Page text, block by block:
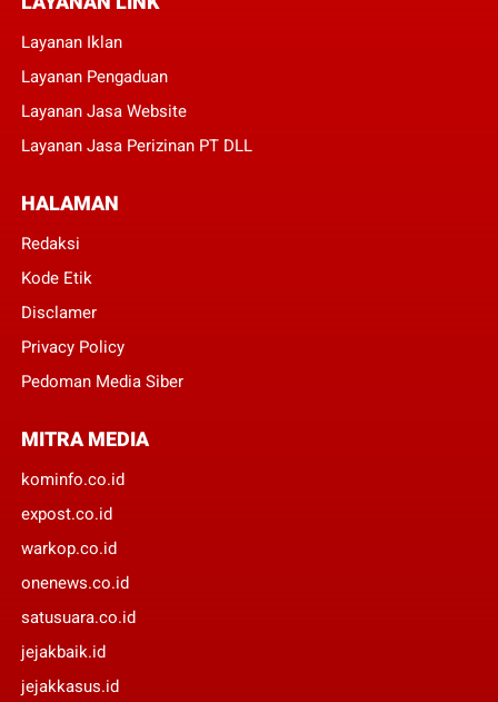
Layanan Iklan
Layanan Pengaduan
Layanan Jasa Website
Layanan Jasa Perizinan PT DLL
HALAMAN
Redaksi
Kode Etik
Disclamer
Privacy Policy
Pedoman Media Siber
MITRA MEDIA
kominfo.co.id
expost.co.id
warkop.co.id
onenews.co.id
satusuara.co.id
jejakbaik.id
jejakkasus.id